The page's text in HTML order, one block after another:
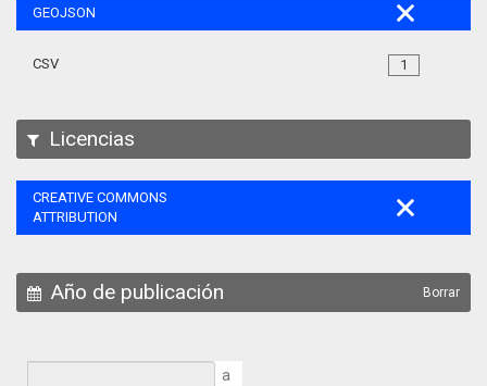
GEOJSON
1
CSV
Licencias
CREATIVE COMMONS
ATTRIBUTION
Año de publicación Borrar
a